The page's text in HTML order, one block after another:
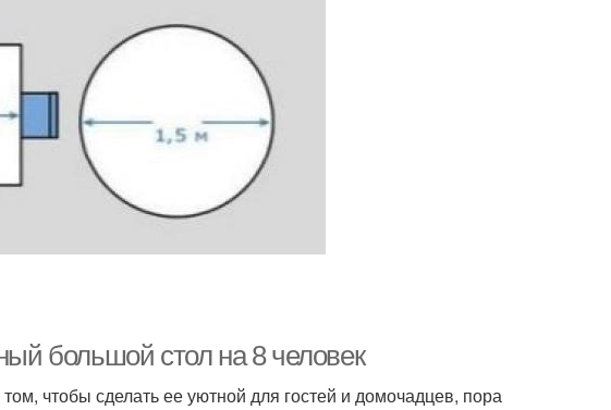
большой стол на 8 человек
чтобы сделать ее уютной для гостей и домочадцев, пора